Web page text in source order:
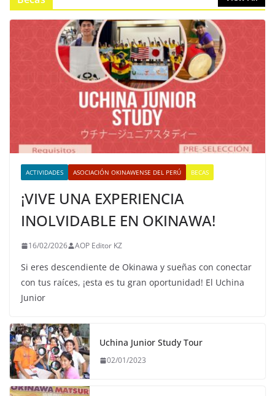
ACTIVIDADES ASOCIACIÓN OKINAWENSE DEL PERÚ BECAS
¡VIVE UNA EXPERIENCIA
INOLVIDABLE EN OKINAWA!
16/02/2026 AOP Editor KZ
Si eres descendiente de Okinawa y sueñas con conectar
con tus raíces, ¡esta es tu gran oportunidad! El Uchina
Junior
Uchina Junior Study Tour
02/01/2023